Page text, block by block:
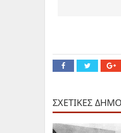
ΣΧΕΤΙΚΕΣ